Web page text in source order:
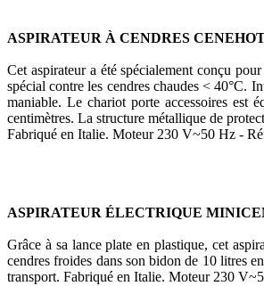
ASPIRATEUR À CENDRES
Cet aspirateur a été spécialement conçu
spécial contre les cendres chaudes < 40°C.
maniable. Le chariot porte accessoires est
centimètres. La structure métallique de
Fabriqué en Italie. Moteur 230 V~50 Hz -
ASPIRATEUR ÉLECTRIQUE
Grâce à sa lance plate en plastique, cet
cendres froides dans son bidon de 10 litres
transport. Fabriqué en Italie. Moteur 230